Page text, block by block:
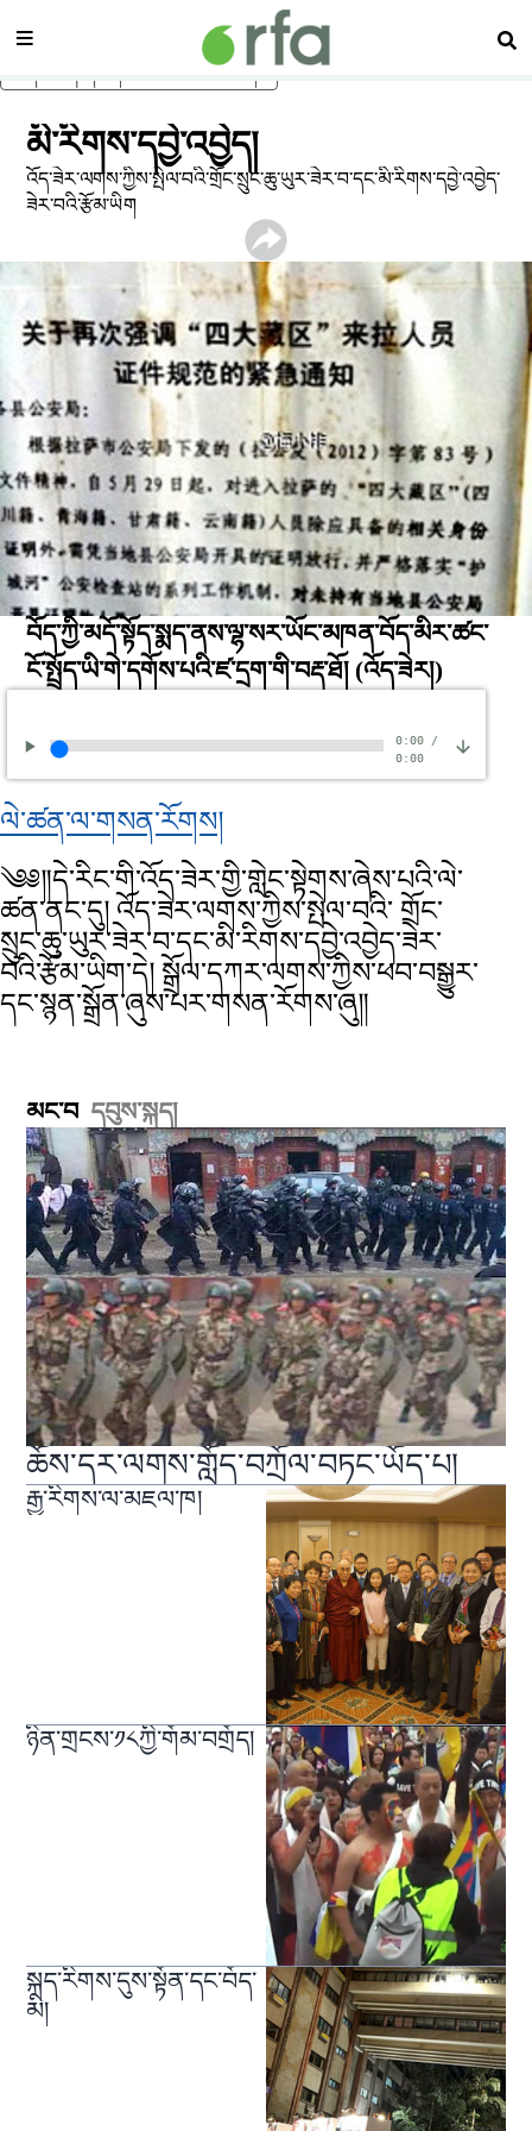
ནང་དོན་གཙོ་བོར་མཆོང་།
མི་རིགས་དབྱེ་འབྱེད།
འོད་ཟེར་ལགས་ཀྱིས་སྤེལ་བའི་གྲོང་སྲུང་ཆུ་ཡུར་ཟེར་བ་དང་མི་རིགས་དབྱེ་འབྱེད་
ཟེར་བའི་རྩོམ་ཡིག
བོད་ཀྱི་མདོ་སྟོད་སྨད་ནས་ལྷ་སར་ཡོང་མཁན་བོད་མིར་ཚང་
ངོ་སྤྲོད་ཡི་གེ་དགོས་པའི་ཛ་དྲག་གི་བརྡ་ཐོ། (འོད་ཟེར།)
0:00/
0:00
ལེ་ཚན་ལ་གསན་རོགས།
༄༅༎དེ་རིང་གི་འོད་ཟེར་གྱི་གླེང་སྟེགས་ཞེས་པའི་ལེ་
ཚན་ནང་དུ། འོད་ཟེར་ལགས་ཀྱིས་སྤེལ་བའི་ གྲོང་
སྲུང་ཆུ་ཡུར་ཟེར་བ་དང་མི་རིགས་དབྱེ་འབྱེད་ཟེར་
བའི་རྩོམ་ཡིག་དེ། སྒྲོལ་དཀར་ལགས་ཀྱིས་ཕབ་བསྒྱུར་
དང་སྙན་སྒྲོན་ཞུས་པར་གསན་རོགས་ཞུ༎
མང་བ དབུས་སྐད།
ཆོས་དར་ལགས་གློད་བཀྲོལ་བཏང་ཡོད་པ།
རྒྱ་རིགས་ལ་མཇལ་ཁ།
ཉིན་གྲངས་༡༨ཀྱི་གོམ་བགྲོད།
སྐད་རིགས་དུས་སྟོན་དང་བོད་
མི།